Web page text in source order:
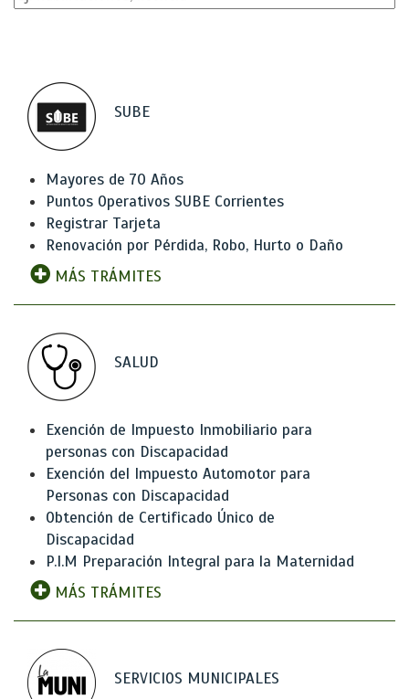
SUBE
Mayores de 70 Años
Puntos Operativos SUBE Corrientes
Registrar Tarjeta
Renovación por Pérdida, Robo, Hurto o Daño
MÁS TRÁMITES
SALUD
Exención de Impuesto Inmobiliario para
personas con Discapacidad
Exención del Impuesto Automotor para
Personas con Discapacidad
Obtención de Certificado Único de
Discapacidad
P.I.M Preparación Integral para la Maternidad
MÁS TRÁMITES
SERVICIOS MUNICIPALES